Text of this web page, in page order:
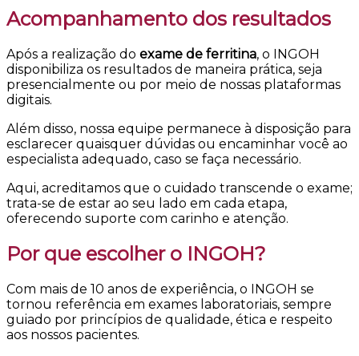
Acompanhamento dos resultados
Após a realização do exame de ferritina, o INGOH
disponibiliza os resultados de maneira prática, seja
presencialmente ou por meio de nossas plataformas
digitais.
Além disso, nossa equipe permanece à disposição para
esclarecer quaisquer dúvidas ou encaminhar você ao
especialista adequado, caso se faça necessário.
Aqui, acreditamos que o cuidado transcende o exame;
trata-se de estar ao seu lado em cada etapa,
oferecendo suporte com carinho e atenção.
Por que escolher o INGOH?
Com mais de 10 anos de experiência, o INGOH se
tornou referência em exames laboratoriais, sempre
guiado por princípios de qualidade, ética e respeito
aos nossos pacientes.